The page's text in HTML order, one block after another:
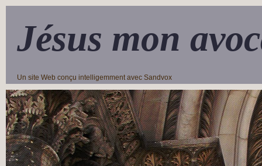
Jésus mon
Un site Web conçu intelligemment avec Sandvox